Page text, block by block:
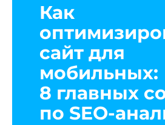
Как
сайт для
мобильных:
8 главных
по SEO-